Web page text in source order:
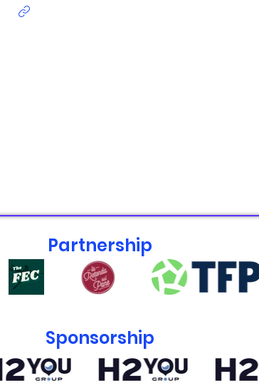
Partnership
Sponsorship